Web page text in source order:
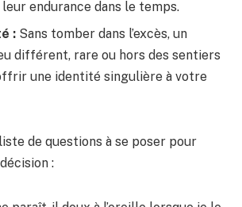
endurance dans le temps.
: Sans tomber dans l’excès, un
différent, rare ou hors des sentiers
une identité singulière à votre
de questions à se poser pour
: